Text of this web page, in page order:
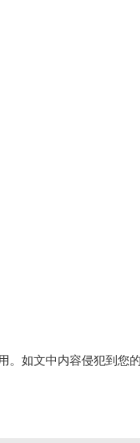
。如文中内容侵犯到您